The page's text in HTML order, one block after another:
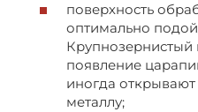
поверхность
оптимально
Крупнозернистый
появление
иногда открывают
металлу;